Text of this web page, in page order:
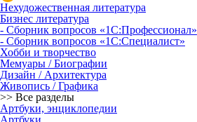
Нехудожественная литература
Бизнес литература
- Сборник вопросов «1С:Профессионал»
- Сборник вопросов «1С:Специалист»
Хобби и творчество
Мемуары / Биографии
Дизайн / Архитектура
Живопись / Графика
>> Все разделы
Артбуки, энциклопедии
Артбуки